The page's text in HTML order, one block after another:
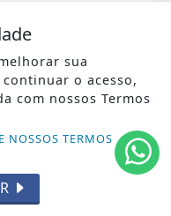
+ INFORMAÇÕES
sua
o acesso,
com nossos Termos
NOSSOS TERMOS